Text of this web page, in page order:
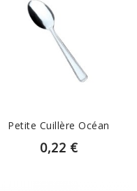
EN SAVOIR PLUS
Petite Cuillère Océan
0,22 €